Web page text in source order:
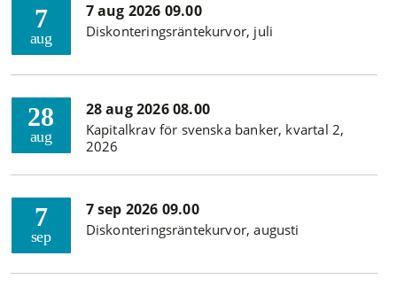
7
aug
7 aug 2026 09.00
Diskonteringsräntekurvor, juli
28
aug
28 aug 2026 08.00
Kapitalkrav för svenska banker, kvartal 2,
2026
7
sep
7 sep 2026 09.00
Diskonteringsräntekurvor, augusti